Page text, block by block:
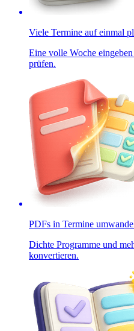
Viele Termine auf einmal
Eine volle Woche
prüfen.
PDFs in Termine
Dichte Programme und
konvertieren.